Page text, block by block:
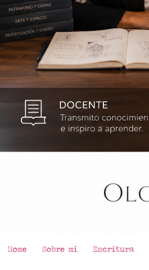
Home Sobre mi Escritura